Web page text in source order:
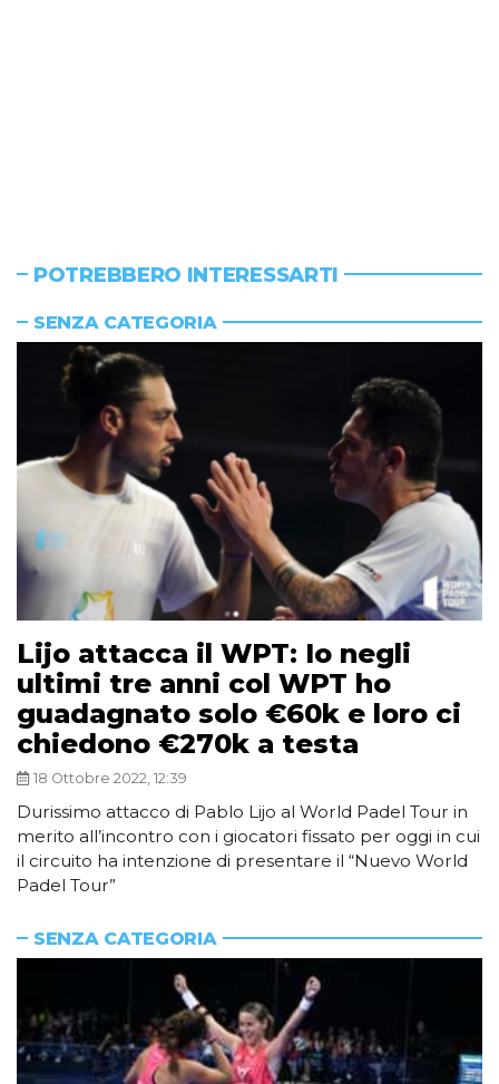
POTREBBERO INTERESSARTI
SENZA CATEGORIA
Lijo attacca il WPT: Io negli
ultimi tre anni col WPT ho
guadagnato solo €60k e loro ci
chiedono €270k a testa
18 Ottobre 2022, 12:39
Durissimo attacco di Pablo Lijo al World Padel Tour in
merito all’incontro con i giocatori fissato per oggi in cui
il circuito ha intenzione di presentare il “Nuevo World
Padel Tour”
SENZA CATEGORIA